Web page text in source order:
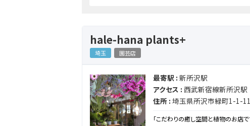
hale-hana plants+
埼玉 園芸店
最寄駅 : 新所沢駅
アクセス : 西武新宿線新所沢
住所 : 埼玉県所沢市緑町1-1-
「こだわりの癒し空間と植物のお店で